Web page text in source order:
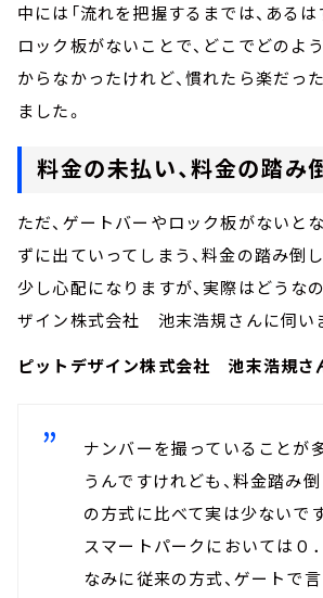
中には「流れを把握するまでは、ある
ロック板がないことで、どこでどのよ
からなかったけれど、慣れたら楽だっ
ました。
料金の未払い、料金の踏み
ただ、ゲートバーやロック板がないと
ずに出ていってしまう、料金の踏み倒
少し心配になりますが、実際はどうな
ザイン株式会社 池末浩規さんに伺い
ピットデザイン株式会社 池末浩規さ
ナンバーを撮っていることが
うんですけれども、料金踏み
の方式に比べて実は少ないで
スマートパークにおいては０
なみに従来の方式、ゲートで